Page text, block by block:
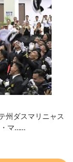
州ダスマリニャス
・マ……